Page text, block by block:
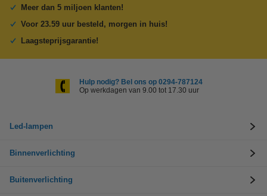
Meer dan 5 miljoen klanten!
Voor 23.59 uur besteld, morgen in huis!
Laagsteprijsgarantie!
Hulp nodig? Bel ons op 0294-787124
Op werkdagen van 9.00 tot 17.30 uur
Led-lampen
Binnenverlichting
Buitenverlichting